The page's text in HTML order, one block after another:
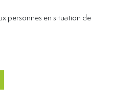
personnes en situation de